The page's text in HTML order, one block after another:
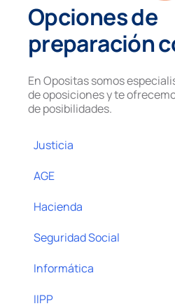
Opciones de
preparación
En Opositas somos
de oposiciones y te
de posibilidades.
Justicia
AGE
Hacienda
Seguridad Social
Informática
IIPP